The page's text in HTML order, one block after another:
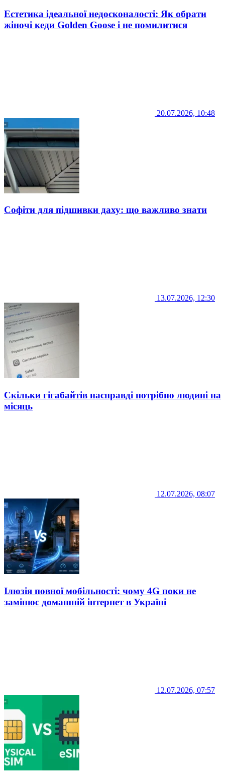
Естетика ідеальної недосконалості: Як обрати
жіночі кеди Golden Goose і не помилитися
20.07.2026, 10:48
Софіти для підшивки даху: що важливо знати
13.07.2026, 12:30
Скільки гігабайтів насправді потрібно людині на
місяць
12.07.2026, 08:07
Ілюзія повної мобільності: чому 4G поки не
замінює домашній інтернет в Україні
12.07.2026, 07:57